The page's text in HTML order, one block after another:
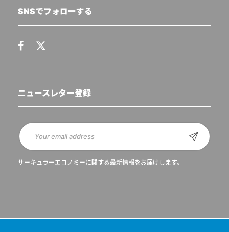
SNSでフォローする
ニュースレター登録
サーキュラーエコノミーに関する最新情報をお届けします。